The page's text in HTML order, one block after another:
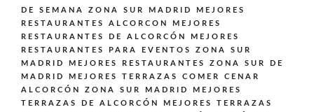
DE SEMANA ZONA SUR MADRID
MEJORES
RESTAURANTES ALCORCON
MEJORES
RESTAURANTES DE ALCORCÓN
MEJORES
RESTAURANTES PARA EVENTOS ZONA SUR
MADRID
MEJORES RESTAURANTES ZONA SUR DE
MADRID
MEJORES TERRAZAS COMER CENAR
ALCORCÓN ZONA SUR MADRID
MEJORES
TERRAZAS DE ALCORCÓN
MEJORES TERRAZAS